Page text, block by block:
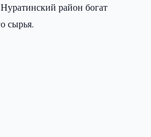
район богат
сырья.